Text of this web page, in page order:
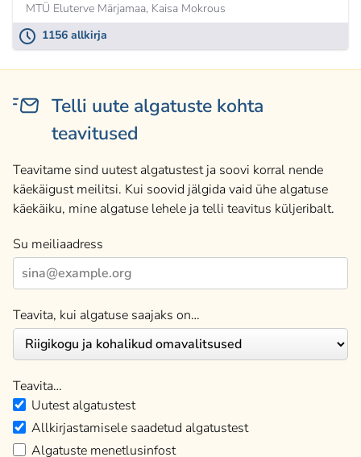
MTÜ Eluterve Märjamaa, Kaisa Mokrous
1156 allkirja
Telli uute algatuste kohta
teavitused
Teavitame sind uutest algatustest ja soovi korral nende
käekäigust meilitsi. Kui soovid jälgida vaid ühe algatuse
käekäiku, mine algatuse lehele ja telli teavitus küljeribalt.
Su meiliaadress
Teavita, kui algatuse saajaks on…
Teavita…
Uutest algatustest
Allkirjastamisele saadetud algatustest
Algatuste menetlusinfost